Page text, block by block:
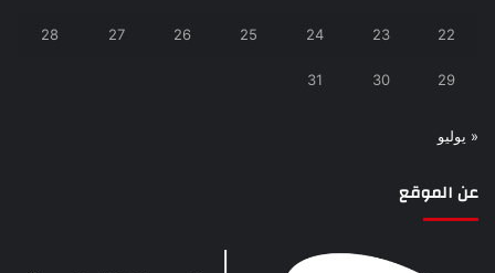
22
23
24
25
26
27
28
29
30
31
« يوليو
عن الموقع